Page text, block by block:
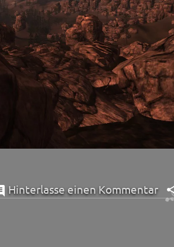
Hinterlasse einen Kommentar